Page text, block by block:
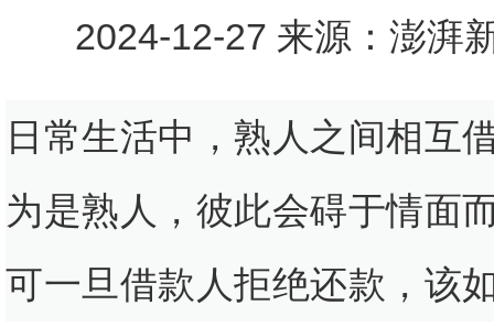
2024-12-27 来源：澎
日常生活中，熟人之间相互
为是熟人，彼此会碍于情面
可一旦借款人拒绝还款，该